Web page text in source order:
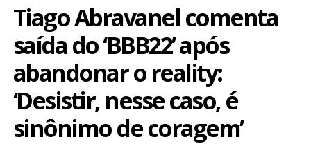
INÍCIO
POMBAL E REGIÃO
BRASIL
Tiago Abravanel comenta
saída do ‘BBB22’ após
abandonar o reality:
‘Desistir, nesse caso, é
sinônimo de coragem’